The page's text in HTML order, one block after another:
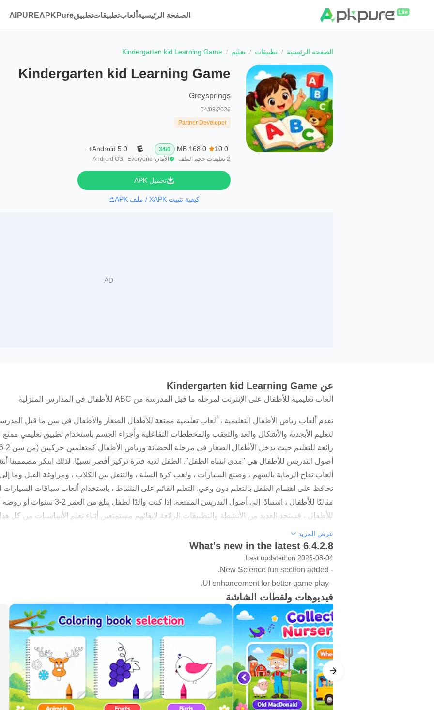
الصفحة الرئيسية ألعابتطبيقاتتطبيقAPKPure AIPURE
الصفحة الرئيسية تطبيقات تعليم Kindergarten kid Learning Game
Kindergarten kid Learning Game
Greysprings
04/08/2026
Partner Developer
10.0
2 تعليقات
168.0 MB
حجم الملف
0
/
34
الأمان Everyone
Android 5.0+
Android OS
تحميل APK
كيفية تثبيت XAPK / ملف APK
عن Kindergarten kid Learning Game
ألعاب تعليمية للأطفال على الإنترنت لمرحلة ما قبل المدرسة من ABC للأطفال في المدارس المنزلية
تقدم ألعاب رياض الأطفال التعليمية ، ألعاب تعليمية ممتعة للأطفال الصغار والأطفال في سن ما قبل
لتعليم الأبجدية والأشكال والعد والتعقب والمخططات التفاعلية وأجزاء الجسم باستخدام تطبيق تعليمي ممتع
أصول التدريس للأطفال هي "مدى انتباه الطفل". الطفل لديه فترة تركيز أقصر نسبيًا. لذلك ابتكر مصممينا
ألعاب تفاح الرماية بالسهم ، وصنع السيارات ، ولعب كرة السلة ، والتنقل بين الكلاب ، ومراوغة الفيل وما
تحافظ على اهتمام الطفل بالتعلم دون وعي. التعلم القائم على النشاط ، باستخدام ألعاب سباقات السيارات
مثاليًا للأطفال ، استنادًا إلى أصول
للأطفال ، فستجد العديد من الأنشطة والتطبيقات الرائعة لإبقائهم مستمتعين أثناء تعلم الأساسيات من كل
أطفال. • تطبيقات تعليم رياض الأطفال للأطفال أهم الميزات • • تصميمات وصور جذابة وملونة لألعاب
الحروف والأرقام باستخدام اختبارات ومخططات ممتعة تفاعلية • تعلم العد والرياضيات لمرحلة ما قبل
وتتبعها وأرقام مع تتبع الأبجدية للغة الإنجليزية والإسبانية والهندية والأرقام • كتب ملونة قابلة للطباعة بها
والملصقات التي تغطي الأشكال الهندسية وبطاقات المعايدة والأبجدية الإنجليزية وما إلى ذلك. • العديد من
والفواكه والرياضة والمهن ، والحيوانات ، والنظام الشمسي ، والكوكب والنجم • تقديم وتعزيز مفاهيم
الرماية ألعاب للأطفال • تقديم قسم ألعاب الكلمات لقراءة الكلمات الإنجليزية للأطفال. يساعد التعرف على
والقراءة والكتابة على بناء الأساس لقراءة الطفل بطلاقة. • العديد من ألعاب الرياضيات المجانية للأطفال
أنشطة الطهي مع صنع الشطائر والعديد من المتلقين. تقديم التدريب على النظافة للأطفال. الكل في واحد
كنت والدًا أو مدرسًا ، يمكنك استخدام ألعاب التعلم لمرحلة ما قبل المدرسة مجانًا للأطفال الصغار في
بسيطة وجميلة ومناسبة للأصابع الصغيرة. على عكس التلوين المتحكم به في منطقة ما ، يقدم هذا التطبيق
جميل ، مثل مزرعة ماكدونالد
عرض المزيد
What's new in the latest 6.4.2.8
Last updated on 2026-08-04
- New Science fun section added.
- UI enhancement for better game play.
فيديوهات ولقطات الشاشة